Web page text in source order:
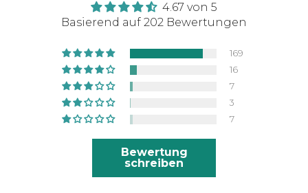
4.67 von 5
Basierend auf 202 Bewertungen
169
16
7
3
7
Bewertung
schreiben